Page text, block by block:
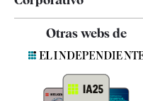
Contacto
Otras webs de